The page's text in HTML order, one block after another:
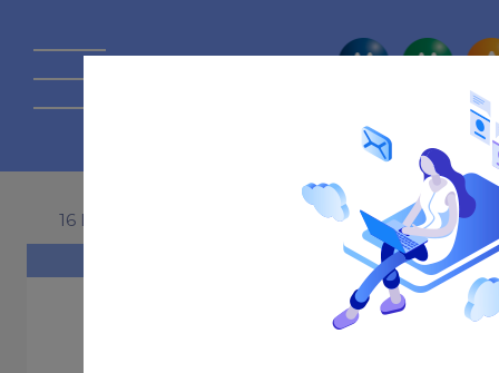
La route
16 DÉCEMBRE 2022